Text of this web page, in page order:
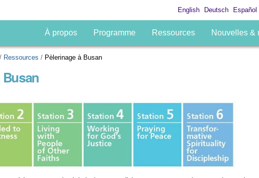
English Deutsch Español
À propos Programme Ressources Nouvelles &
/ Ressources / Pèlerinage à Busan
Busan